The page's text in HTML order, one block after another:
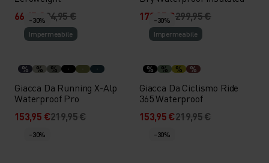
66,45 € 94,95 €
179,95 €299,95 €
-30%
Impermeabile
% % %
Giacca Da Running X-Alp
Waterproof Pro
153,95 €219,95 €
-30%
Impermeabile
% % % %
Giacca Da Ciclismo Ride
365 Waterproof
153,95 €219,95 €
-30% -30%